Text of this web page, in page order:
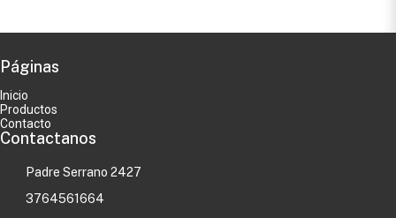
Páginas
Inicio
Productos
Contacto
Contactanos
Padre Serrano 2427
3764561664